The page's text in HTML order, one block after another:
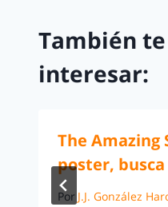
También
interesar:
The
poster,
Por J.J. González